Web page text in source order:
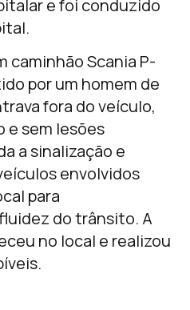
e foi conduzido
caminhão Scania P-
por um homem de
fora do veículo,
sem lesões
a sinalização e
envolvidos
para
do trânsito. A
no local e realizou